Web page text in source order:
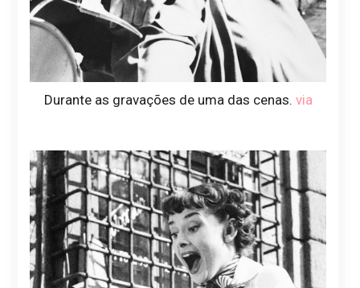
Durante as gravações de uma das cenas. via